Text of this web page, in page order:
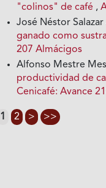
"colinos" de café ,
José Néstor
ganado como
207 Almácigos
Alfonso Mestre
productividad de
Cenicafé: Avance
1 2 > >>